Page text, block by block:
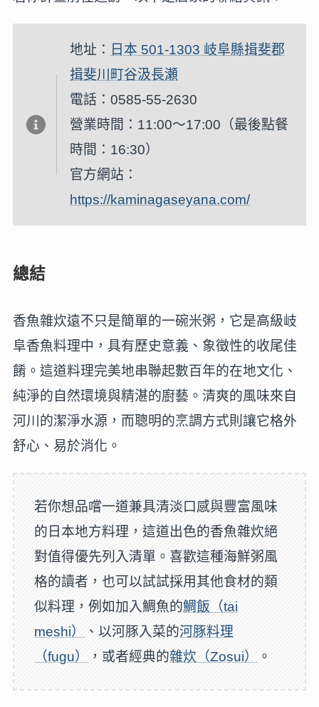
地址： 日本 501-1303 岐阜縣揖斐郡
揖斐川町谷汲長瀬
電話：0585-55-2630
營業時間：11:00～17:00（最後點餐
時間：16:30）
官方網站：
https://kaminagaseyana.com/
總結
香魚雜炊遠不只是簡單的一碗米粥，它是高級岐
阜香魚料理中，具有歷史意義、象徵性的收尾佳
餚。這道料理完美地串聯起數百年的在地文化、
純淨的自然環境與精湛的廚藝。清爽的風味來自
河川的潔淨水源，而聰明的烹調方式則讓它格外
舒心、易於消化。
若你想品嚐一道兼具清淡口感與豐富風味
的日本地方料理，這道出色的香魚雜炊絕
對值得優先列入清單。喜歡這種海鮮粥風
格的讀者，也可以試試採用其他食材的類
似料理，例如加入鯛魚的鯛飯（tai
meshi）
、以河豚入菜的河豚料理
（fugu）
，或者經典的雜炊（Zosui） 。